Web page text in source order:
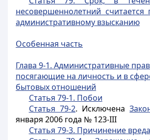
несовершеннолетний считается
административному взысканию
Особенная часть
Глава 9-1. Административные
посягающие на личность и в
бытовых отношений
Статья 79-1. Побои
Статья 79-2. Исключена
января 2006 года № 123-III
Статья 79-3. Причинение